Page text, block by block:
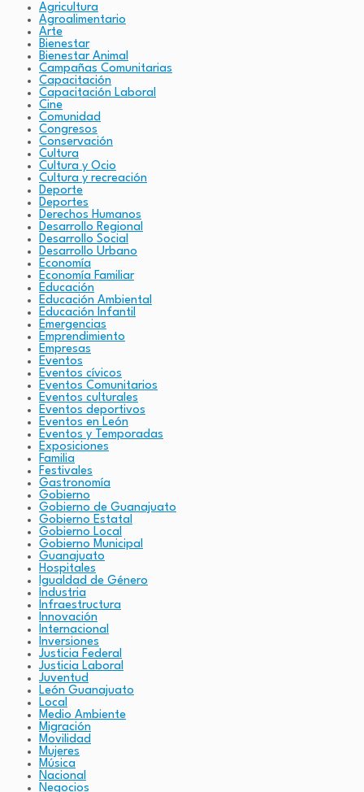
Agricultura
Agroalimentario
Arte
Bienestar
Bienestar Animal
Campañas Comunitarias
Capacitación
Capacitación Laboral
Cine
Comunidad
Congresos
Conservación
Cultura
Cultura y Ocio
Cultura y recreación
Deporte
Deportes
Derechos Humanos
Desarrollo Regional
Desarrollo Social
Desarrollo Urbano
Economía
Economía Familiar
Educación
Educación Ambiental
Educación Infantil
Emergencias
Emprendimiento
Empresas
Eventos
Eventos cívicos
Eventos Comunitarios
Eventos culturales
Eventos deportivos
Eventos en León
Eventos y Temporadas
Exposiciones
Familia
Festivales
Gastronomía
Gobierno
Gobierno de Guanajuato
Gobierno Estatal
Gobierno Local
Gobierno Municipal
Guanajuato
Hospitales
Igualdad de Género
Industria
Infraestructura
Innovación
Internacional
Inversiones
Justicia Federal
Justicia Laboral
Juventud
León Guanajuato
Local
Medio Ambiente
Migración
Movilidad
Mujeres
Música
Nacional
Negocios